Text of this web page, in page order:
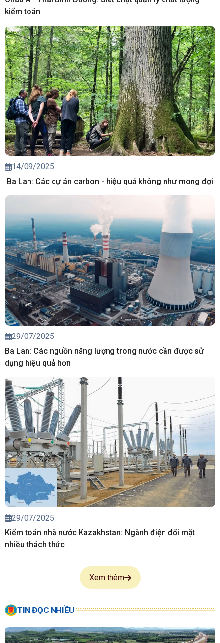
kiểm toán
14/09/2025
Ba Lan: Các dự án carbon - hiệu quả không như mong đợi
29/07/2025
Ba Lan: Các nguồn năng lượng trong nước cần được sử
dụng hiệu quả hơn
29/07/2025
Kiểm toán nhà nước Kazakhstan: Ngành điện đối mặt
nhiều thách thức
Xem thêm
TIN ĐỌC NHIỀU